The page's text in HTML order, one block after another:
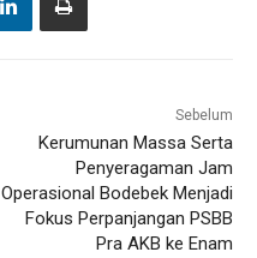
Sebelum
Kerumunan Massa Serta
Penyeragaman Jam
Operasional Bodebek Menjadi
Fokus Perpanjangan PSBB
Pra AKB ke Enam